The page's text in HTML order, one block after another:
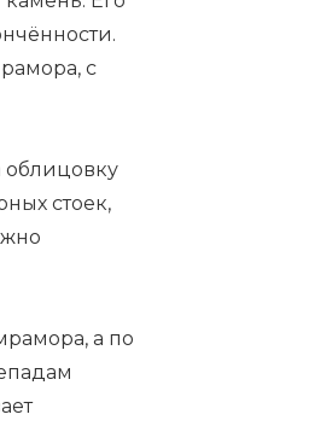
с
облицовку
стоек,
а по